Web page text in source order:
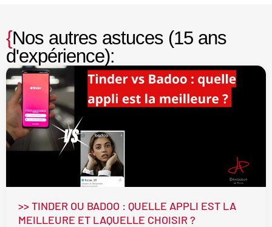
{Nos autres astuces (15 ans
d'expérience):
>> TINDER OU BADOO : QUELLE APPLI EST LA
MEILLEURE ET LAQUELLE CHOISIR ?